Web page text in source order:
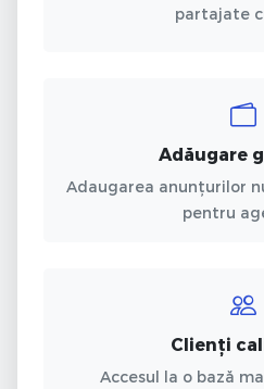
partajate
Adăugare
Adaugarea anunțurilor
pentru
Clienți
Accesul la o bază